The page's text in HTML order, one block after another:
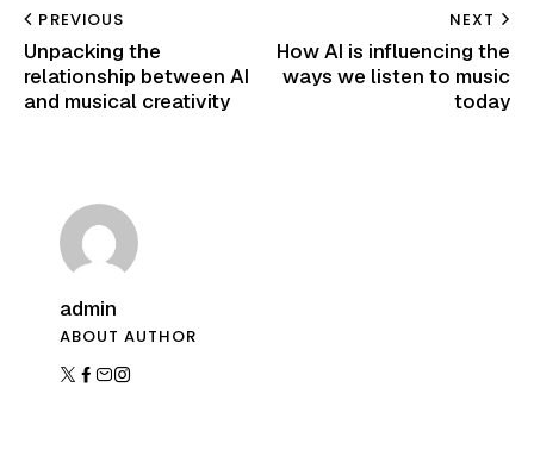
PREVIOUS
Unpacking the
relationship between AI
and musical creativity
NEXT
How AI is influencing the
ways we listen to music
today
admin
ABOUT AUTHOR